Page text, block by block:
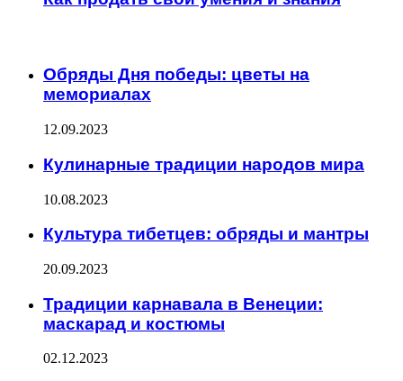
Обряды Дня победы: цветы на
мемориалах
12.09.2023
Кулинарные традиции народов мира
10.08.2023
Культура тибетцев: обряды и мантры
20.09.2023
Традиции карнавала в Венеции:
маскарад и костюмы
02.12.2023